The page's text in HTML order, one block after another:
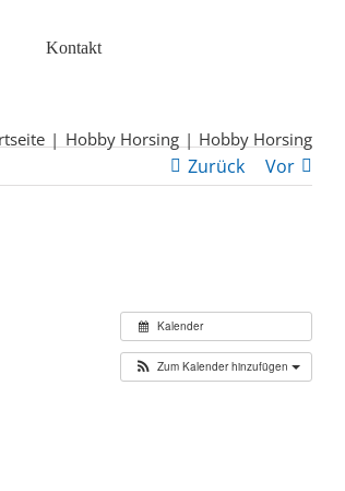
Kontakt
Hobby Horsing Hobby Horsing
Zurück Vor
Kalender
Zum Kalender hinzufügen